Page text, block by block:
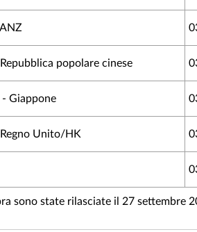
popolare cinese
Giappone
Unito/HK
sono state rilasciate il 27 settembre